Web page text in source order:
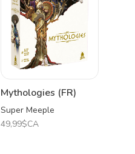
Mythologies (FR)
Super Meeple
49,99$CA